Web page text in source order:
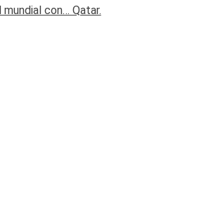
mundial con… Qatar.